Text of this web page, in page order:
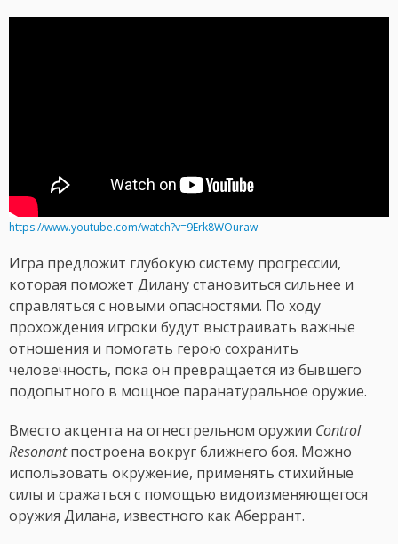
https://www.youtube.com/watch?v=9Erk8WOuraw
Игра предложит глубокую систему прогрессии,
которая поможет Дилану становиться сильнее и
справляться с новыми опасностями. По ходу
прохождения игроки будут выстраивать важные
отношения и помогать герою сохранить
человечность, пока он превращается из бывшего
подопытного в мощное паранатуральное оружие.
Вместо акцента на огнестрельном оружии Control
Resonantпостроена вокруг ближнего боя. Можно
использовать окружение, применять стихийные
силы и сражаться с помощью видоизменяющегося
оружия Дилана, известного как Аберрант.